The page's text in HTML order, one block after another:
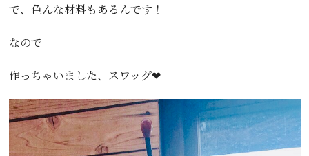
で、色んな材料もあるんです！
なので
作っちゃいました、スワッグ❤